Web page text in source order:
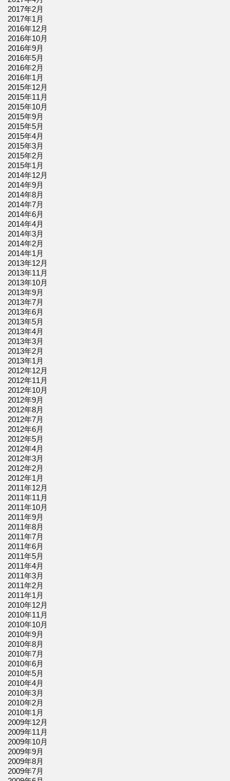
2017年2月
2017年1月
2016年12月
2016年10月
2016年9月
2016年5月
2016年2月
2016年1月
2015年12月
2015年11月
2015年10月
2015年9月
2015年5月
2015年4月
2015年3月
2015年2月
2015年1月
2014年12月
2014年9月
2014年8月
2014年7月
2014年6月
2014年4月
2014年3月
2014年2月
2014年1月
2013年12月
2013年11月
2013年10月
2013年9月
2013年7月
2013年6月
2013年5月
2013年4月
2013年3月
2013年2月
2013年1月
2012年12月
2012年11月
2012年10月
2012年9月
2012年8月
2012年7月
2012年6月
2012年5月
2012年4月
2012年3月
2012年2月
2012年1月
2011年12月
2011年11月
2011年10月
2011年9月
2011年8月
2011年7月
2011年6月
2011年5月
2011年4月
2011年3月
2011年2月
2011年1月
2010年12月
2010年11月
2010年10月
2010年9月
2010年8月
2010年7月
2010年6月
2010年5月
2010年4月
2010年3月
2010年2月
2010年1月
2009年12月
2009年11月
2009年10月
2009年9月
2009年8月
2009年7月